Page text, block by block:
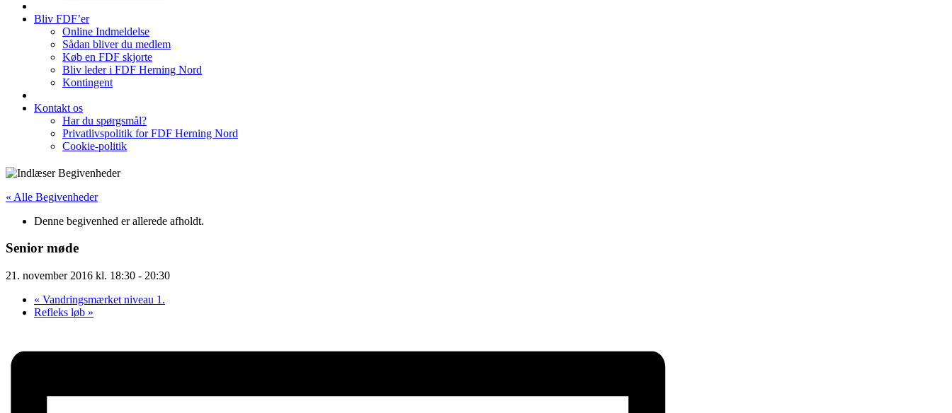
Bliv FDF’er
Online Indmeldelse
Sådan bliver du medlem
Køb en FDF skjorte
Bliv leder i FDF Herning Nord
Kontingent
Kontakt os
Har du spørgsmål?
Privatlivspolitik for FDF Herning Nord
Cookie-politik
« Alle Begivenheder
Denne begivenhed er allerede afholdt.
Senior møde
21. november 2016 kl. 18:30 - 20:30
« Vandringsmærket niveau 1.
Refleks løb »